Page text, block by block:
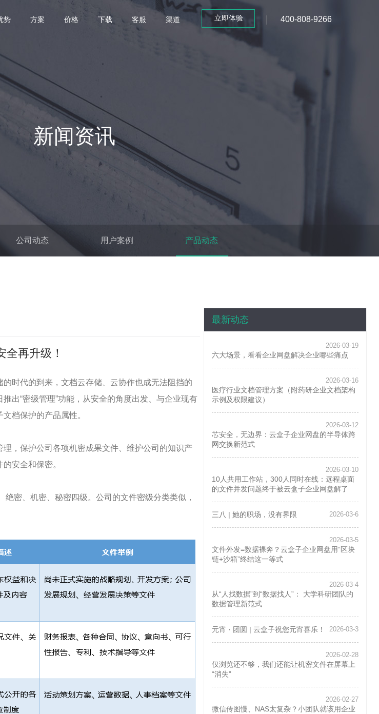
立即体验
400-808-9266
势 方案 价格 下载 客服 渠道
新闻资讯
公司动态 用户案例 产品动态
再升级！
时代的到来，文档云存储、云协作也成无法阻挡的
出“密级管理”功能，从安全的角度出发、与企业现有
档保护的产品属性。
，保护公司各项机密成果文件、维护公司的知识产
安全和保密。
密、机密、秘密四级。公司的文件密级分类类似，
最新动态
2026-03-19
六大场景，看看企业网盘解决企业哪些痛点
2026-03-16
医疗行业文档管理方案（附药研企业文档架构
示例及权限建议）
2026-03-12
芯安全，无边界：云盒子企业网盘的半导体跨
网交换新范式
2026-03-10
10人共用工作站，300人同时在线：远程桌面
的文件并发问题终于被云盒子企业网盘解了
2026-03-6
三八 | 她的职场，没有界限
2026-03-5
文件外发=数据裸奔？云盒子企业网盘用“区块
链+沙箱”终结这一等式
2026-03-4
从“人找数据”到“数据找人”： 大学科研团队的
数据管理新范式
2026-03-3
元宵 · 团圆 | 云盒子祝您元宵喜乐！
2026-02-28
仅浏览还不够，我们还能让机密文件在屏幕上
“消失”
2026-02-27
微信传图慢、NAS太复杂？小团队就该用企业